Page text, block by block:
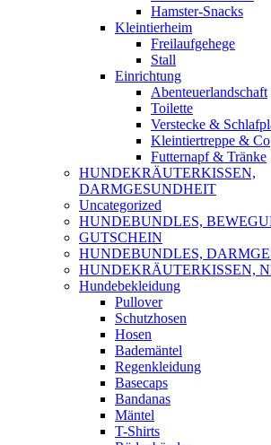
Hamster-Snacks
Kleintierheim
Freilaufgehege
Stall
Einrichtung
Abenteuerlandschaft
Toilette
Verstecke &
Kleintiertreppe & Co
Futternapf & Tränke
HUNDEKRÄUTERKISSEN,
DARMGESUNDHEIT
Uncategorized
HUNDEBUNDLES,
GUTSCHEIN
HUNDEBUNDLES,
HUNDEKRÄUTERKISSEN,
Hundebekleidung
Pullover
Schutzhosen
Hosen
Bademäntel
Regenkleidung
Basecaps
Bandanas
Mäntel
T-Shirts